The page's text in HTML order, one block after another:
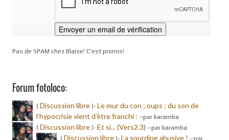
Pas de SPAM chez Blaise! C'est promis!
Forum fotoloco:
( Discussion libre )- Le mur du con ; oups ; du son de
l’hypocrisie vient d’être franchi : --par karamba
( Discussion libre )- Et si... (Vers2.3) --par karamba
( Discussion libre )- La sourdine abusive ! --par